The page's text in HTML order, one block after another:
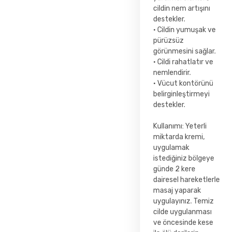
cildin nem artışını
destekler.
• Cildin yumuşak ve
pürüzsüz
görünmesini sağlar.
• Cildi rahatlatır ve
nemlendirir.
• Vücut kontörünü
belirginleştirmeyi
destekler.
Kullanımı: Yeterli
miktarda kremi,
uygulamak
istediğiniz bölgeye
günde 2 kere
dairesel hareketlerle
masaj yaparak
uygulayınız. Temiz
cilde uygulanması
ve öncesinde kese